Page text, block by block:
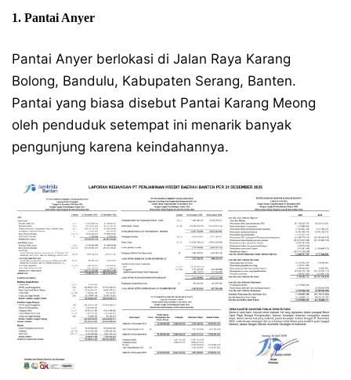
1. Pantai Anyer
Pantai Anyer berlokasi di Jalan Raya Karang
Bolong, Bandulu, Kabupaten Serang, Banten.
Pantai yang biasa disebut Pantai Karang Meong
oleh penduduk setempat ini menarik banyak
pengunjung karena keindahannya.